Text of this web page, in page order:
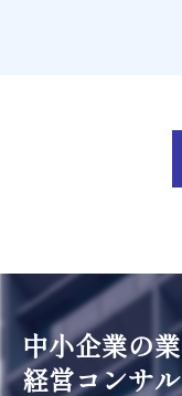
中小企業の
経営コンサ